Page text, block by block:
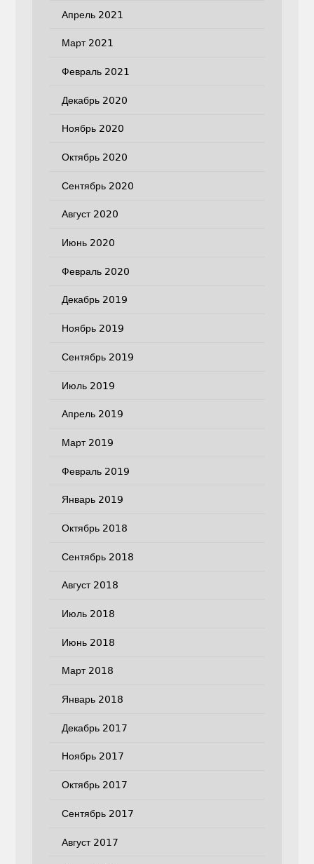
Апрель 2021
Март 2021
Февраль 2021
Декабрь 2020
Ноябрь 2020
Октябрь 2020
Сентябрь 2020
Август 2020
Июнь 2020
Февраль 2020
Декабрь 2019
Ноябрь 2019
Сентябрь 2019
Июль 2019
Апрель 2019
Март 2019
Февраль 2019
Январь 2019
Октябрь 2018
Сентябрь 2018
Август 2018
Июль 2018
Июнь 2018
Март 2018
Январь 2018
Декабрь 2017
Ноябрь 2017
Октябрь 2017
Сентябрь 2017
Август 2017